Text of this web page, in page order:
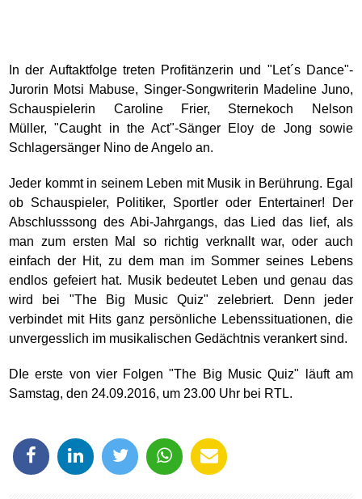
In der Auftaktfolge treten Profitänzerin und "Let´s Dance"-
Jurorin Motsi Mabuse, Singer-Songwriterin Madeline Juno,
Schauspielerin Caroline Frier, Sternekoch Nelson
Müller, "Caught in the Act"-Sänger Eloy de Jong sowie
Schlagersänger Nino de Angelo an.
Jeder kommt in seinem Leben mit Musik in Berührung. Egal
ob Schauspieler, Politiker, Sportler oder Entertainer! Der
Abschlusssong des Abi-Jahrgangs, das Lied das lief, als
man zum ersten Mal so richtig verknallt war, oder auch
einfach der Hit, zu dem man im Sommer seines Lebens
endlos gefeiert hat. Musik bedeutet Leben und genau das
wird bei "The Big Music Quiz" zelebriert. Denn jeder
verbindet mit Hits ganz persönliche Lebenssituationen, die
unvergesslich im musikalischen Gedächtnis verankert sind.
DIe erste von vier Folgen "The Big Music Quiz" läuft am
Samstag, den 24.09.2016, um 23.00 Uhr bei RTL.